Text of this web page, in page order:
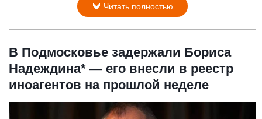
Читать полностью
В Подмосковье задержали Бориса
Надеждина* — его внесли в реестр
иноагентов на прошлой неделе